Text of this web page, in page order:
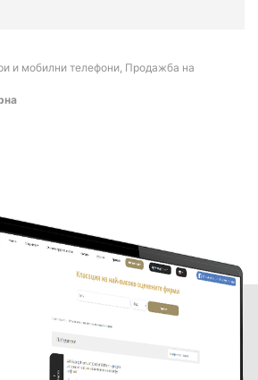
и мобилни телефони, Продажба на